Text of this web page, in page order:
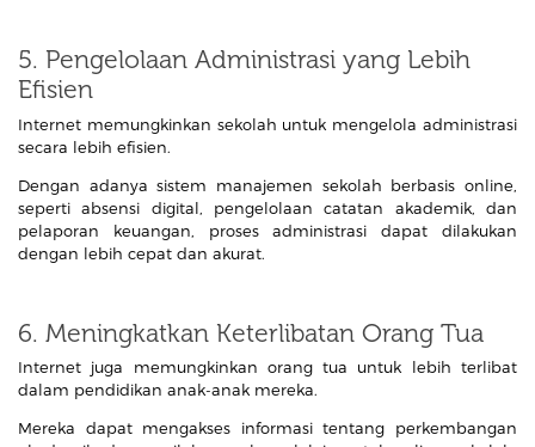
5. Pengelolaan Administrasi yang Lebih
Efisien
Internet memungkinkan sekolah untuk mengelola administrasi
secara lebih efisien.
Dengan adanya sistem manajemen sekolah berbasis online,
seperti absensi digital, pengelolaan catatan akademik, dan
pelaporan keuangan, proses administrasi dapat dilakukan
dengan lebih cepat dan akurat.
6. Meningkatkan Keterlibatan Orang Tua
Internet juga memungkinkan orang tua untuk lebih terlibat
dalam pendidikan anak-anak mereka.
Mereka dapat mengakses informasi tentang perkembangan